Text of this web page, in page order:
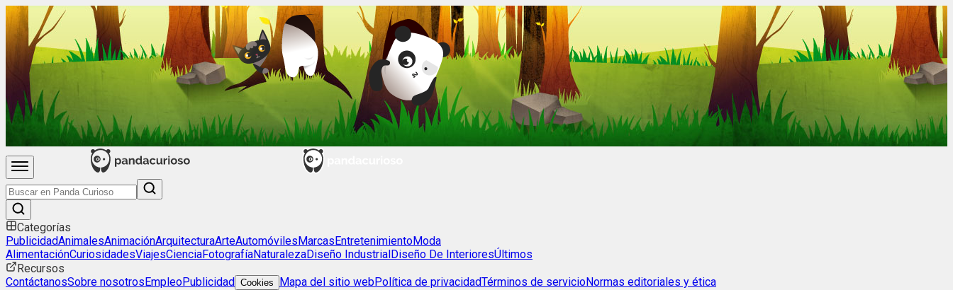
Categorías
PublicidadAnimalesAnimaciónArquitecturaArteAutomóvilesMarcasEntretenimientoModa
AlimentaciónCuriosidadesViajesCienciaFotografíaNaturalezaDiseño IndustrialDiseño De InterioresÚltimos
Recursos
ContáctanosSobre nosotrosEmpleoPublicidad Cookies Mapa del sitio webPolítica de privacidadTérminos de servicioNormas editoriales y ética